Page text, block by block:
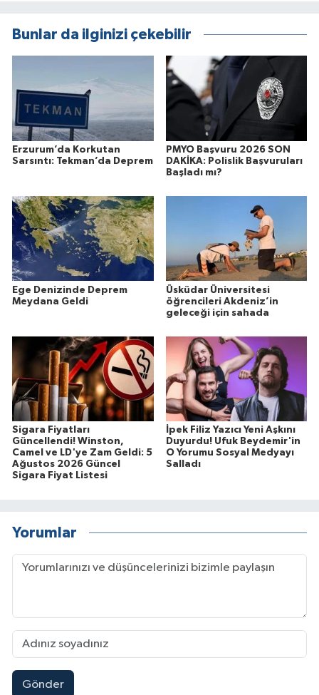
Bunlar da ilginizi çekebilir
Erzurum’da Korkutan
Sarsıntı: Tekman’da Deprem
PMYO Başvuru 2026 SON
DAKİKA: Polislik Başvuruları
Başladı mı?
Ege Denizinde Deprem
Meydana Geldi
Üsküdar Üniversitesi
öğrencileri Akdeniz’in
geleceği için sahada
Sigara Fiyatları
Güncellendi! Winston,
Camel ve LD'ye Zam Geldi: 5
Ağustos 2026 Güncel
Sigara Fiyat Listesi
İpek Filiz Yazıcı Yeni Aşkını
Duyurdu! Ufuk Beydemir'in
O Yorumu Sosyal Medyayı
Salladı
Yorumlar
Gönder